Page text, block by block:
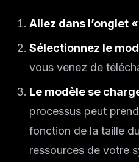
Allez dans l’onglet
Sélectionnez le
vous venez de
Le modèle se
processus peut
fonction de la taille
ressources de votre